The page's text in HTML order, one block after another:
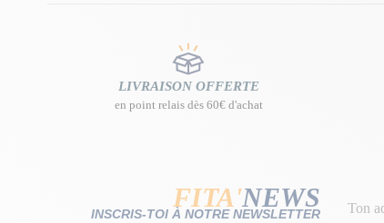
LIVRAISON OFFERTE
en point relais dès 60€ d'achat
FITA'NEWS
INSCRIS-TOI À NOTRE NEWSLETTER